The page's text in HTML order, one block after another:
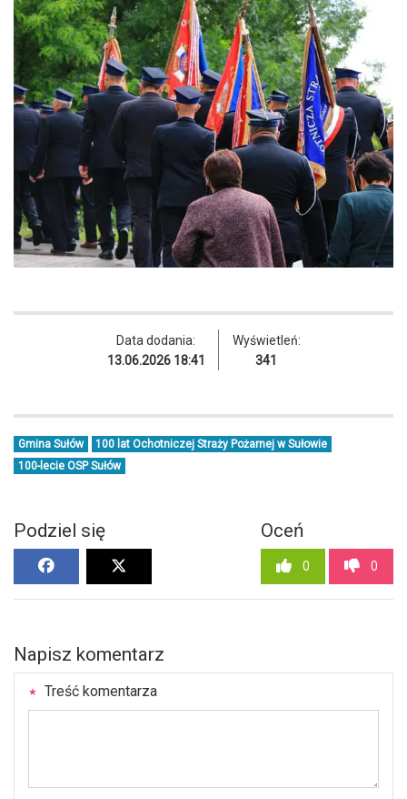
Data dodania:
13.06.2026 18:41
Wyświetleń:
341
Gmina Sułów
100 lat Ochotniczej Straży Pożarnej w Sułowie
100-lecie OSP Sułów
Podziel się Oceń
0 0
Napisz komentarz
Treść komentarza